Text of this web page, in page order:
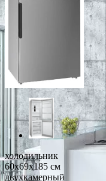
холодильник
60x69x185 см
двухкамерный